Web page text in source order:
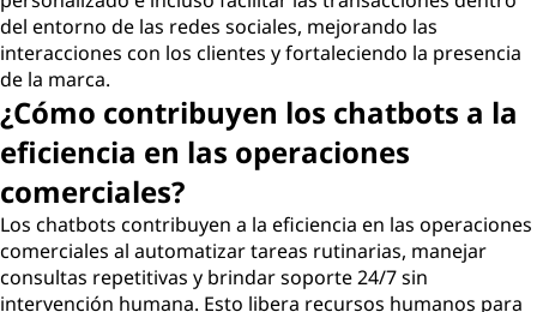
del entorno de las redes sociales, mejorando las
interacciones con los clientes y fortaleciendo la presencia
de la marca.
¿Cómo contribuyen los chatbots a la
eficiencia en las operaciones
comerciales?
Los chatbots contribuyen a la eficiencia en las operaciones
comerciales al automatizar tareas rutinarias, manejar
consultas repetitivas y brindar soporte 24/7 sin
intervención humana. Esto libera recursos humanos para